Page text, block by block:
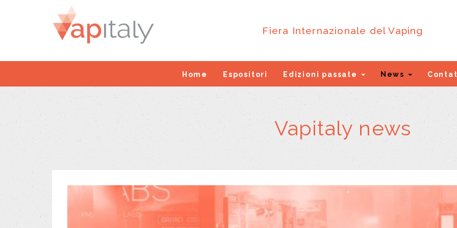
Fiera Internazionale del Vaping
Home Espositori Edizioni passate News
Vapitaly news